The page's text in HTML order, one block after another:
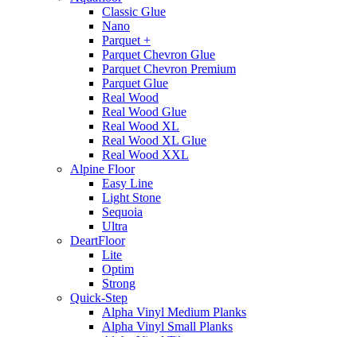
Classic Glue
Nano
Parquet +
Parquet Chevron Glue
Parquet Chevron Premium
Parquet Glue
Real Wood
Real Wood Glue
Real Wood XL
Real Wood XL Glue
Real Wood XXL
Alpine Floor
Easy Line
Light Stone
Sequoia
Ultra
DeartFloor
Lite
Optim
Strong
Quick-Step
Alpha Vinyl Medium Planks
Alpha Vinyl Small Planks